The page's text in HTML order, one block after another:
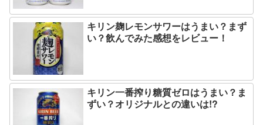
キリン麹レモンサワーはうまい？まず
い？飲んでみた感想をレビュー！
キリン一番搾り糖質ゼロはうまい？ま
ずい？オリジナルとの違いは!?